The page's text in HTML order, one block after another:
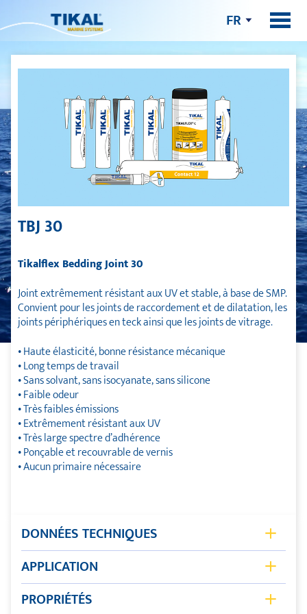
FR
TBJ 30
Tikalflex Bedding Joint 30
Joint extrêmement résistant aux UV et stable, à base de SMP.
Convient pour les joints de raccordement et de dilatation, les
joints périphériques en teck ainsi que les joints de vitrage.
• Haute élasticité, bonne résistance mécanique
• Long temps de travail
• Sans solvant, sans isocyanate, sans silicone
• Faible odeur
• Très faibles émissions
• Extrêmement résistant aux UV
• Très large spectre d’adhérence
• Ponçable et recouvrable de vernis
• Aucun primaire nécessaire
DONNÉES TECHNIQUES
Base chimique
Densité
APPLICATION
Joint extrêmement résistant aux UV et stable.
PROPRIÉTÉS